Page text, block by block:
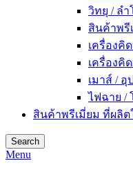
วิทยุ / ลำ
สินค้าพรี
เครื่องคิ
เครื่องคิ
เมาส์ / อุ
ไฟฉาย /
สินค้าพรีเมี่ยม ที่ผลิต
Search
Menu